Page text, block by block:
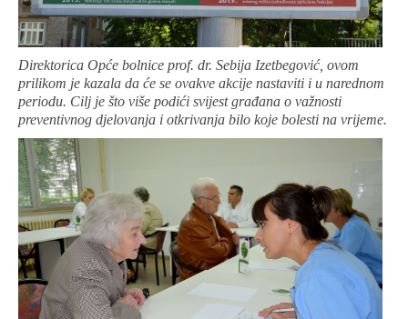
Direktorica Opće bolnice prof. dr. Sebija Izetbegović, ovom
prilikom je kazala da će se ovakve akcije nastaviti i u narednom
periodu. Cilj je što više podići svijest građana o važnosti
preventivnog djelovanja i otkrivanja bilo koje bolesti na vrijeme.